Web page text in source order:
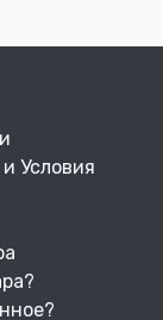
Условия